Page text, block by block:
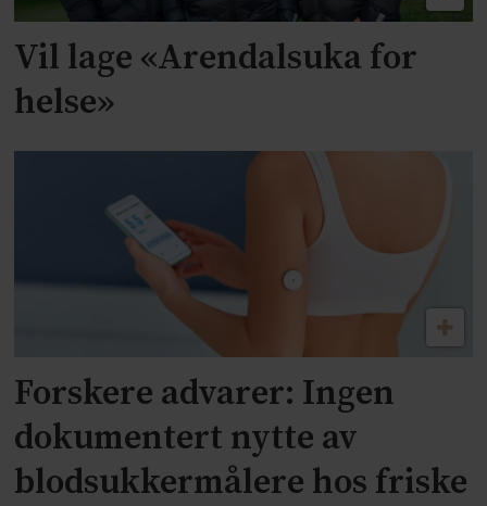
Vil lage «Arendalsuka for
helse»
Forskere advarer: Ingen
dokumentert nytte av
blodsukkermålere hos friske